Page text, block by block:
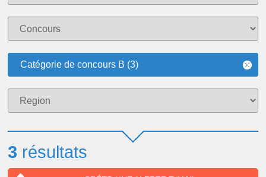
Catégorie de concours B (3)
3 résultats